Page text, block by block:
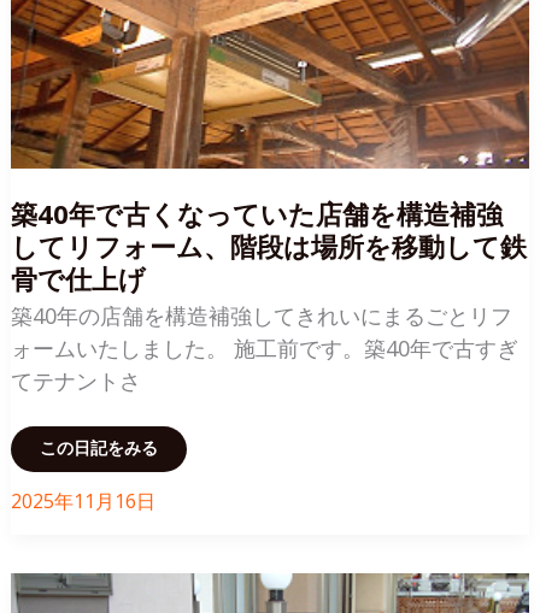
築40年で古くなっていた店舗を構造補強
してリフォーム、階段は場所を移動して鉄
骨で仕上げ
築40年の店舗を構造補強してきれいにまるごとリフ
ォームいたしました。 施工前です。築40年で古すぎ
てテナントさ
築
40
で
古
て
い
この日記をみる
2025年11月16日